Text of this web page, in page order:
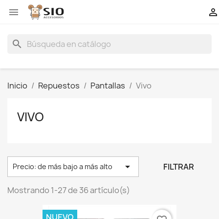
 
search
Inicio Repuestos Pantallas Vivo
VIVO
Precio: de más bajo a más alto  FILTRAR
Mostrando 1-27 de 36 artículo(s)